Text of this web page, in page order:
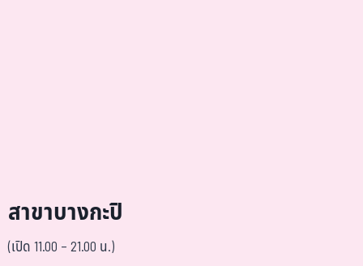
สาขาบางกะปิ
(เปิด 11.00 – 21.00 น.)